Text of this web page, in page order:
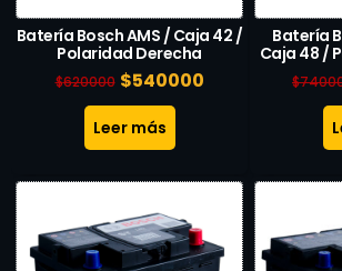
Batería Bosch AMS / Caja 42 /
Polaridad Derecha
$620000 $540000
Leer más
Batería
Caja 48 /
$